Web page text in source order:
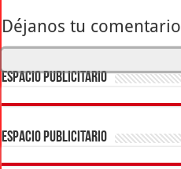
Déjanos tu comentario
ESPACIO PUBLICITARIO
ESPACIO PUBLICITARIO